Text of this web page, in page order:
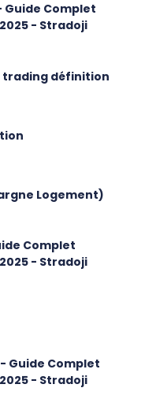
Guide Complet
- Stradoji
définition
Logement)
Complet
- Stradoji
Guide Complet
- Stradoji